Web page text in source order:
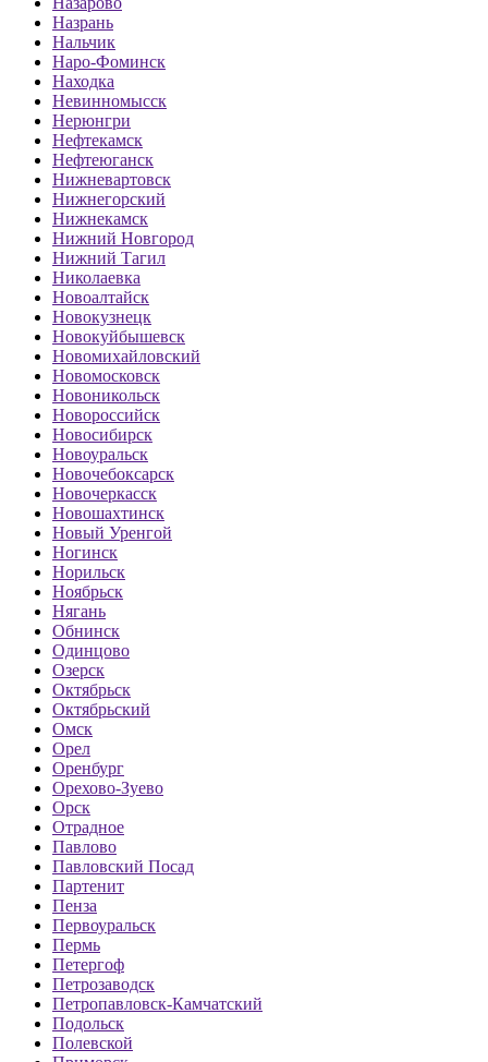
Назрань
Нальчик
Наро-Фоминск
Находка
Невинномысск
Нерюнгри
Нефтекамск
Нефтеюганск
Нижневартовск
Нижнегорский
Нижнекамск
Нижний Новгород
Нижний Тагил
Николаевка
Новоалтайск
Новокузнецк
Новокуйбышевск
Новомихайловский
Новомосковск
Новоникольск
Новороссийск
Новосибирск
Новоуральск
Новочебоксарск
Новочеркасск
Новошахтинск
Новый Уренгой
Ногинск
Норильск
Ноябрьск
Нягань
Обнинск
Одинцово
Озерск
Октябрьск
Октябрьский
Омск
Орел
Оренбург
Орехово-Зуево
Орск
Отрадное
Павлово
Павловский Посад
Партенит
Пенза
Первоуральск
Пермь
Петергоф
Петрозаводск
Петропавловск-Камчатский
Подольск
Полевской